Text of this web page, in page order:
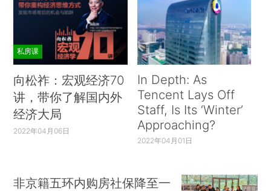
私房课
向松祚：宏观经济70
讲，带你了解国内外
经济大局
2022年04月06日
In Depth: As
Tencent Lays Off
Staff, Is Its ‘Winter’
Approaching?
2022年04月01日
非京籍五环内购房社保降至一